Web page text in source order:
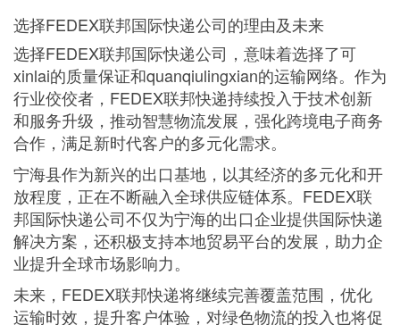
选择FEDEX联邦国际快递公司的理由及未来
选择FEDEX联邦国际快递公司，意味着选择了可
xinlai的质量保证和quanqiulingxian的运输网络。作为
行业佼佼者，FEDEX联邦快递持续投入于技术创新
和服务升级，推动智慧物流发展，强化跨境电子商务
合作，满足新时代客户的多元化需求。
宁海县作为新兴的出口基地，以其经济的多元化和开
放程度，正在不断融入全球供应链体系。FEDEX联
邦国际快递公司不仅为宁海的出口企业提供国际快递
解决方案，还积极支持本地贸易平台的发展，助力企
业提升全球市场影响力。
未来，FEDEX联邦快递将继续完善覆盖范围，优化
运输时效，提升客户体验，对绿色物流的投入也将促